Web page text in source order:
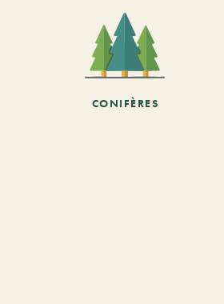
CONIFÈRES